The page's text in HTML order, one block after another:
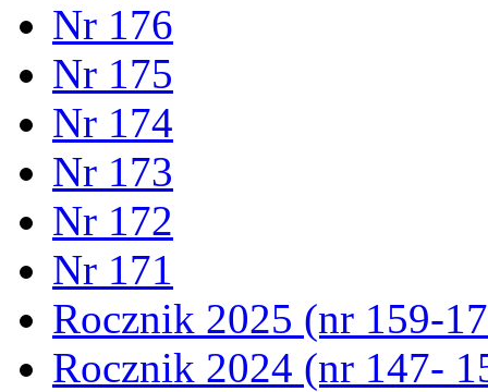
Nr 176
Nr 175
Nr 174
Nr 173
Nr 172
Nr 171
Rocznik 2025 (nr 159-
Rocznik 2024 (nr 147-